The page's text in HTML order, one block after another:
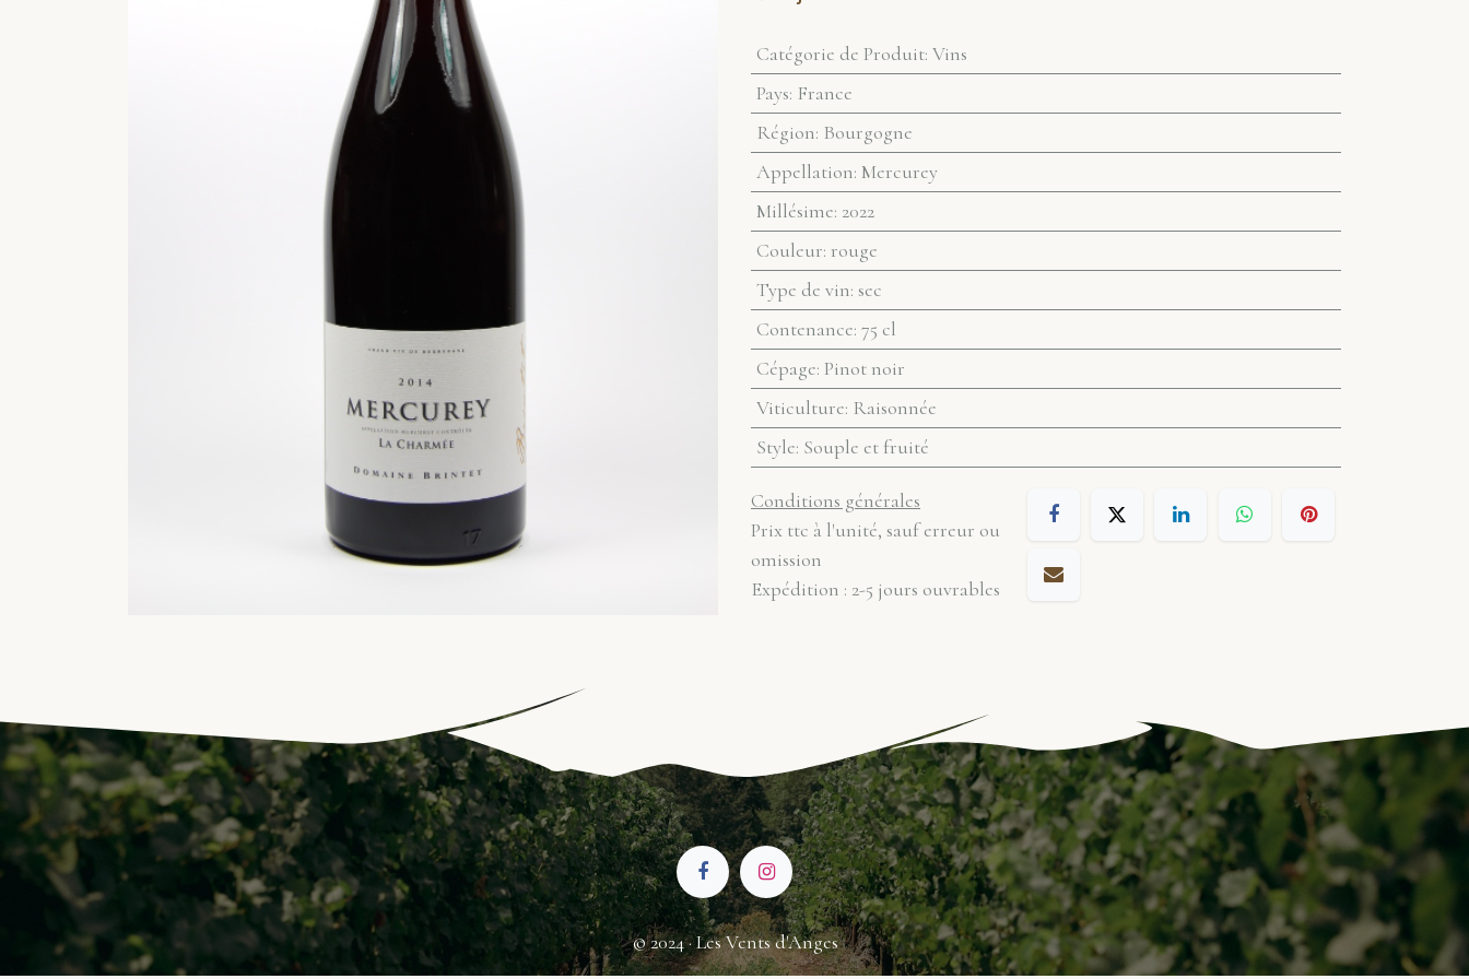
Catégorie de Produit: Vins
Pays: France
Région: Bourgogne
Appellation: Mercurey
Millésime: 2022
Couleur: rouge
Type de vin: sec
Contenance: 75 cl
Cépage: Pinot noir
Viticulture: Raisonnée
Style: Souple et fruité
Conditions générales
Prix ttc à l'unité, sauf erreur ou
omission
Expédition : 2-5 jours ouvrables
© 2024 · Les Vents d'Anges